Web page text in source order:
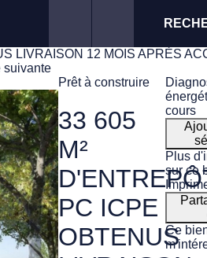
LIVRAISON 12 MOIS APRÈS
suivante
Prêt à construire
33 605
M²
PC ICPE
OBTENUS
cours
Plus
sur ce
Ce